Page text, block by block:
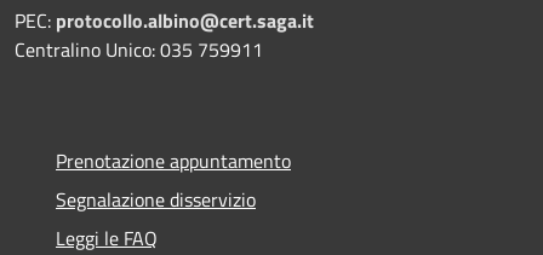
PEC: protocollo.albino@cert.saga.it
Centralino Unico: 035 759911
Prenotazione appuntamento
Segnalazione disservizio
Leggi le FAQ